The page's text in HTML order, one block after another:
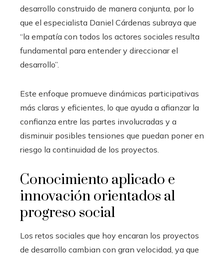
desarrollo construido de manera conjunta, por lo
que el especialista Daniel Cárdenas subraya que
“la empatía con todos los actores sociales resulta
fundamental para entender y direccionar el
desarrollo”.
Este enfoque promueve dinámicas participativas
más claras y eficientes, lo que ayuda a afianzar la
confianza entre las partes involucradas y a
disminuir posibles tensiones que puedan poner en
riesgo la continuidad de los proyectos.
Conocimiento aplicado e
innovación orientados al
progreso social
Los retos sociales que hoy encaran los proyectos
de desarrollo cambian con gran velocidad, ya que